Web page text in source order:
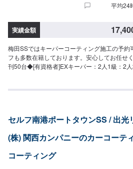
平均24
実績金額
梅田SSではキーパーコーティング施工の予約
フも多数在籍しております。安心してお任せ
刊50台◆[有資格者]EXキーパー：2人1級：2
タルキーパー（2時間〜）ノーメンテナンス
テナンスで1年耐久雨により付着した汚れが水
（SS）29,500円（S）31,800円（M）
久より強いガラス被膜で塗装により深いツヤ
セルフ南港ポートタウンSS / 出光
(株) 関西カンパニーのカーコーテ
コーティング